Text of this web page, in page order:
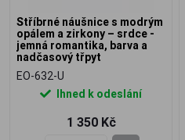
Stříbrné náušnice s modrým
opálem a zirkony – srdce -
jemná romantika, barva a
nadčasový třpyt
EO-632-U
Ihned k odeslání
1 350 Kč